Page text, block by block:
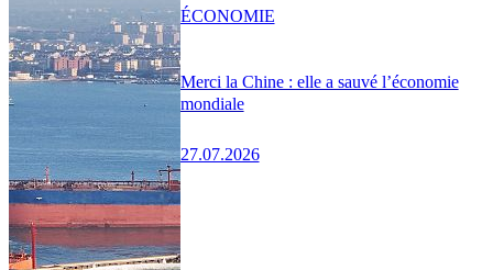
Merci la Chine : elle a sauvé l’économie
mondiale
27.07.2026
ÉCONOMIE